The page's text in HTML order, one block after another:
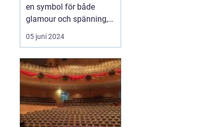
en symbol för både
glamour och spänning,
en plats där tur och
strategi går hand i hand,
en chans att förvandla
en slumpmässig
satsning till en enorm
vinst. ...
05 juni 2024